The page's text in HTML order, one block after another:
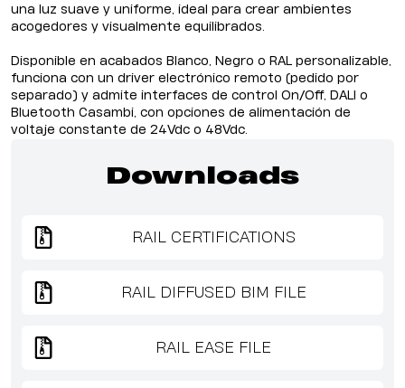
una luz suave y uniforme, ideal para crear ambientes
acogedores y visualmente equilibrados.
Disponible en acabados Blanco, Negro o RAL personalizable,
funciona con un driver electrónico remoto (pedido por
separado) y admite interfaces de control On/Off, DALI o
Bluetooth Casambi, con opciones de alimentación de
voltaje constante de 24Vdc o 48Vdc.
Downloads
RAIL CERTIFICATIONS
RAIL DIFFUSED BIM FILE
RAIL EASE FILE